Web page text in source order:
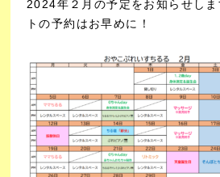
2024年２月の予定をお知らせし
トの予約はお早めに！